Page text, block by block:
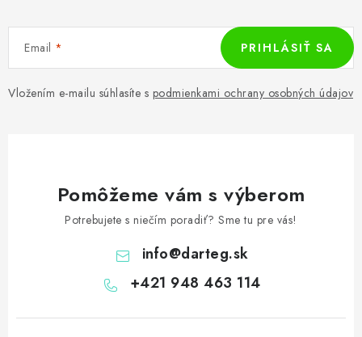
Email
Vložením e-mailu súhlasíte s podmienkami ochrany osobných údajov
PRIHLÁSIŤ SA
Pomôžeme vám s výberom
Potrebujete s niečím poradiť? Sme tu pre vás!
info@darteg.sk
+421 948 463 114